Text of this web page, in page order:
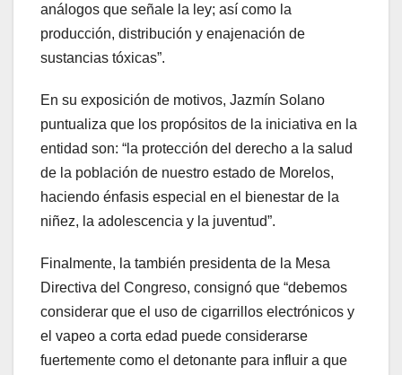
análogos que señale la ley; así como la
producción, distribución y enajenación de
sustancias tóxicas”.
En su exposición de motivos, Jazmín Solano
puntualiza que los propósitos de la iniciativa en la
entidad son: “la protección del derecho a la salud
de la población de nuestro estado de Morelos,
haciendo énfasis especial en el bienestar de la
niñez, la adolescencia y la juventud”.
Finalmente, la también presidenta de la Mesa
Directiva del Congreso, consignó que “debemos
considerar que el uso de cigarrillos electrónicos y
el vapeo a corta edad puede considerarse
fuertemente como el detonante para influir a que